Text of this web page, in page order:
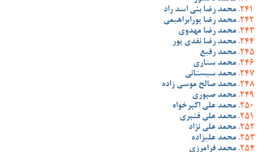
محمد رضا بنی اسد راد
محمد رضا پورابراهیمی
محمد رضا مهدوی
محمد رضا نقدی پور
محمد رفیع
محمد ستاری
محمد سیستانی
محمد صالح موسی زاده
محمد صبوری
محمد علی اکبرخواه
محمد علی قنبری
محمد علی نژاد
محمد علیزاده
محمد فرامرزی